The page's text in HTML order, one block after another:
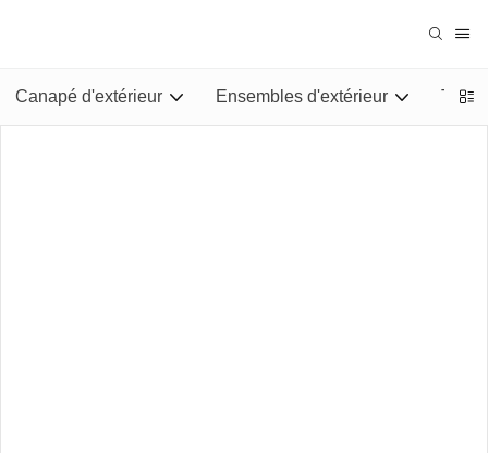
Canapé d'extérieur Ensembles d'extérieur